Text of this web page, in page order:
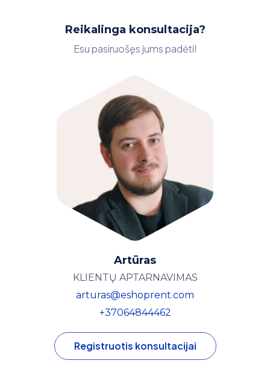
Reikalinga konsultacija?
Esu pasiruošęs jums padėti!
Artūras
KLIENTŲ APTARNAVIMAS
arturas@eshoprent.com
+37064844462
Registruotis konsultacijai